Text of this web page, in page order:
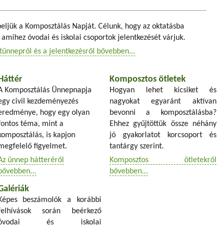
a Komposztálás Napját. Célunk, hogy az oktatásba
óvodai és iskolai csoportok jelentkezését várjuk.
és a jelentkezésről bővebben...
Háttér
Komposztálás Ünnepnapja
civil kezdeményezés
hogy egy olyan
téma, mint a
is kapjon
figyelmet.
ünnep hátteréről
Komposztos ötletek
Hogyan lehet kicsiket és
nagyokat egyaránt aktívan
bevonni a komposztálásba?
Ehhez gyűjtöttük össze néhány
jó gyakorlatot korcsoport és
tantárgy szerint.
Komposztos ötletekről
bővebben...
beszámolók a korábbi
során beérkező
és iskolai